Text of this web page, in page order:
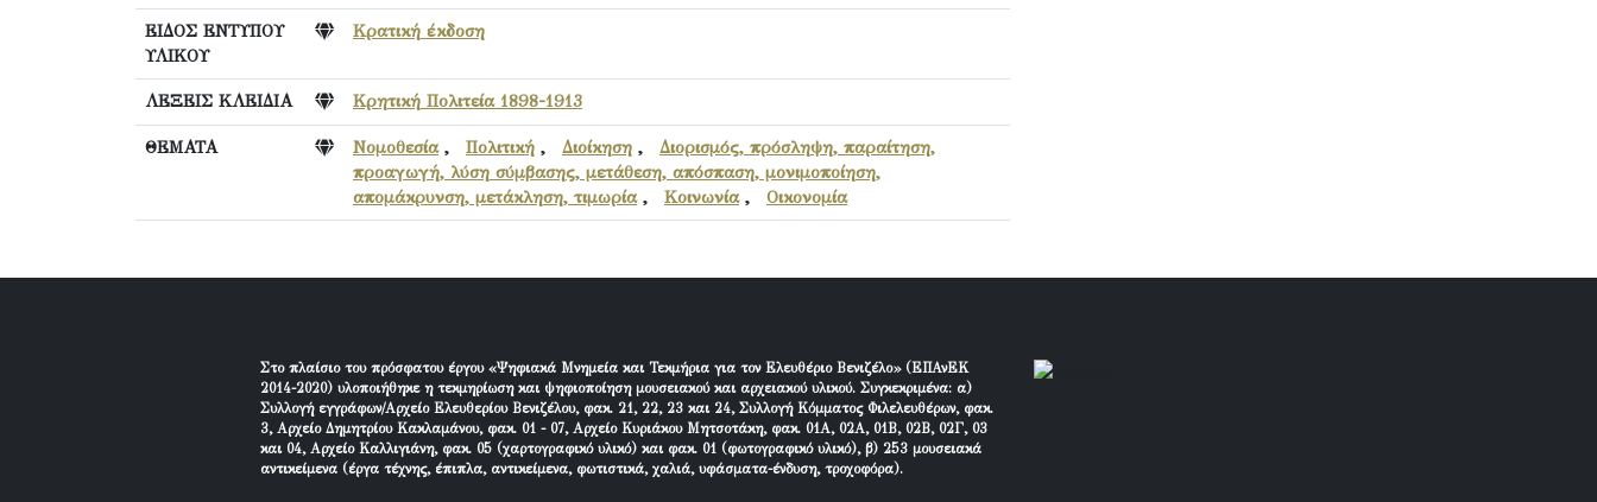
ΕΙΔΟΣ ΕΝΤΥΠΟΥ
ΥΛΙΚΟΥ
Κρατική έκδοση
ΛΕΞΕΙΣ ΚΛΕΙΔΙΑ Κρητική Πολιτεία 1898-1913
ΘΕΜΑΤΑ Νομοθεσία, Πολιτική , Διοίκηση , Διορισμός, πρόσληψη, παραίτηση,
προαγωγή, λύση σύμβασης, μετάθεση, απόσπαση, μονιμοποίηση,
απομάκρυνση, μετάκληση, τιμωρία, Κοινωνία, Οικονομία
Στο πλαίσιο του πρόσφατου έργου «Ψηφιακά Μνημεία και Τεκμήρια για τον Ελευθέριο Βενιζέλο» (ΕΠΑνΕΚ
2014-2020) υλοποιήθηκε η τεκμηρίωση και ψηφιοποίηση μουσειακού και αρχειακού υλικού. Συγκεκριμένα: α)
Συλλογή εγγράφων/Αρχείο Ελευθερίου Βενιζέλου, φακ. 21, 22, 23 και 24, Συλλογή Κόμματος Φιλελευθέρων, φακ.
3, Αρχείο Δημητρίου Κακλαμάνου, φακ. 01 - 07, Αρχείο Κυριάκου Μητσοτάκη, φακ. 01Α, 02Α, 01Β, 02Β, 02Γ, 03
και 04, Αρχείο Καλλιγιάνη, φακ. 05 (χαρτογραφικό υλικό) και φακ. 01 (φωτογραφικό υλικό), β) 253 μουσειακά
αντικείμενα (έργα τέχνης, έπιπλα, αντικείμενα, φωτιστικά, χαλιά, υφάσματα-ένδυση, τροχοφόρα).